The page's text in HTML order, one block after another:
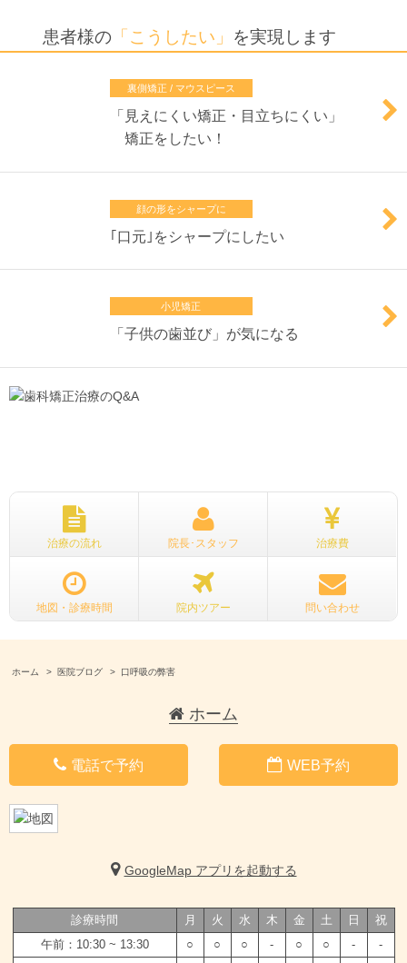
患者様の 「こうしたい」 を実現します
裏側矯正 / マウスピース
「 見えにくい矯正・目立ちにくい 」
矯正をしたい！
顔の形をシャープに
｢口元 ｣をシャープにしたい
小児矯正
「子供の歯並び」が気になる
治療の流れ 院長･スタッフ 治療費
地図・診療時間 院内ツアー 問い合わせ
ホーム 医院ブログ 口呼吸の弊害
ホーム
電話で予約 WEB予約
GoogleMap アプリを起動する
診療時間 月 火 水 木 金 土 日
祝
午前：10:30 ~ 13:30
○ ○ ○ - ○ ○ - -